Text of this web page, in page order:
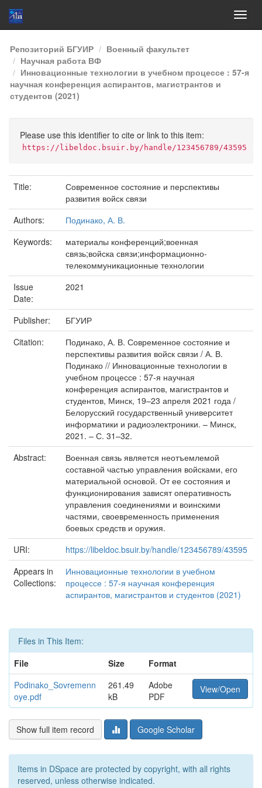
Skip
navigation
Репозиторий БГУИР
Военный факультет
Научная работа ВФ
Инновационные технологии в учебном процессе : 57-я
научная конференция аспирантов, магистрантов и
студентов (2021)
Please use this identifier to cite or link to this item:
https://libeldoc.bsuir.by/handle/123456789/43595
Title:
Современное состояние и перспективы
развития войск связи
Authors:
Подинако, А. В.
Keywords:
материалы конференций;военная
связь;войска связи;информационно-
телекоммуникационные технологии
Issue
Date:
2021
Publisher:
БГУИР
Citation:
Подинако, А. В. Современное состояние и
перспективы развития войск связи / А. В.
Подинако // Инновационные технологии в
учебном процессе : 57-я научная
конференция аспирантов, магистрантов и
студентов, Минск, 19–23 апреля 2021 года /
Белорусский государственный университет
информатики и радиоэлектроники. – Минск,
2021. – С. 31–32.
Abstract:
Военная связь является неотъемлемой
составной частью управления войсками, его
материальной основой. От ее состояния и
функционирования зависят оперативность
управления соединениями и воинскими
частями, своевременность применения
боевых средств и оружия.
URI:
https://libeldoc.bsuir.by/handle/123456789/43595
Appears in
Collections:
Инновационные технологии в учебном
процессе : 57-я научная конференция
аспирантов, магистрантов и студентов (2021)
Files in This Item:
File
Size
Format
Podinako_Sovremenn
oye.pdf
261.49
kB
Adobe
PDF
View/Open
Show full item record Google Scholar
Items in DSpace are protected by copyright, with all rights
reserved, unless otherwise indicated.